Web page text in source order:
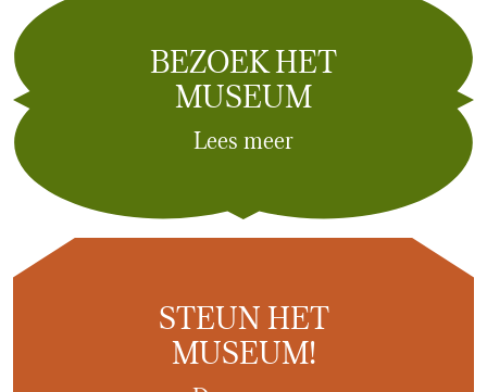
BEZOEK HET
MUSEUM
Lees meer
STEUN HET
MUSEUM!